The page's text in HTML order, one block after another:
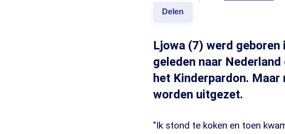
Delen
Ljowa (7) werd
geleden naar
het Kinderpardon.
worden uitgezet.
"Ik stond te koken en toen